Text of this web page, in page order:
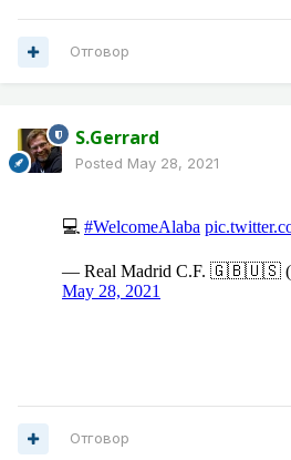
Отговор
S.Gerrard
Posted May 28, 2021
Отговор